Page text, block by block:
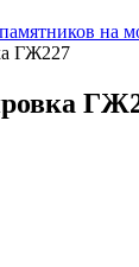
на
ГЖ227